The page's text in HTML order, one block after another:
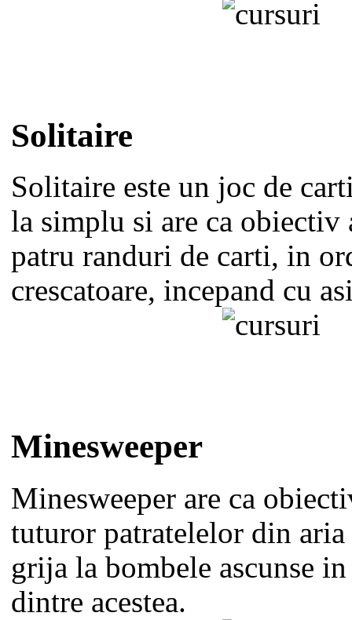
Solitaire
Solitaire este un joc de
la simplu si are ca obiectiv
patru randuri de carti, in
crescatoare, incepand cu
Minesweeper
Minesweeper are ca
tuturor patratelelor din
grija la bombele ascunse
dintre acestea.